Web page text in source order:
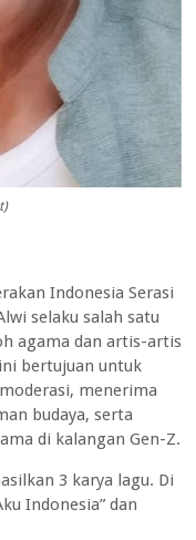
Indonesia Serasi
selaku salah satu
agama dan artis-artis
bertujuan untuk
menerima
budaya, serta
di kalangan Gen-Z.
3 karya lagu. Di
Indonesia” dan